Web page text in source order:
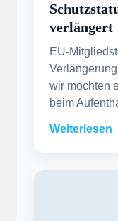
verlängert
EU-
wir möchten
beim
Weiterlesen